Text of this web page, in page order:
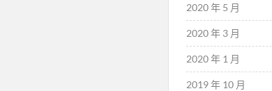
2020 年 5 月
2020 年 3 月
2020 年 1 月
2019 年 10 月